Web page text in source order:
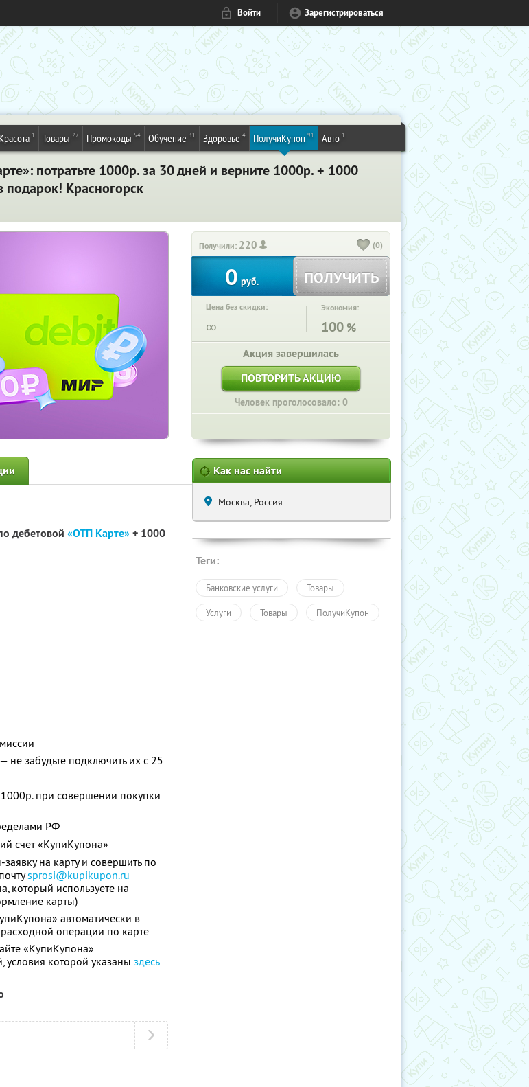
Войти Зарегистрироваться
Красота 1 Товары 27 Промокоды 54 Обучение 31 Здоровье 4 ПолучиКупон 91 Авто 1
потратьте 1000р. за 30 дней и верните 1000р. + 1000
подарок! Красногорск
Получили: 220 (0)
0 руб. ПОЛУЧИТЬ
Цена без скидки:
∞
Экономия:
100 %
Акция завершилась
ПОВТОРИТЬ АКЦИЮ
Человек проголосовало: 0
дебетовой «ОТП Карте»+ 1000
забудьте подключить их с 25
при совершении покупки
РФ
счет «КупиКупона»
на карту и совершить по
sprosi@kupikupon.ru
который используете на
карты)
автоматически в
операции по карте
«КупиКупона»
условия которой указаны здесь
Как нас найти
Москва, Россия
Теги:
Банковские услуги Товары
Услуги Товары ПолучиКупон